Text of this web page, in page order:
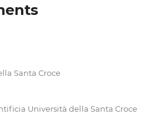
Santa Croce
Università della Santa Croce